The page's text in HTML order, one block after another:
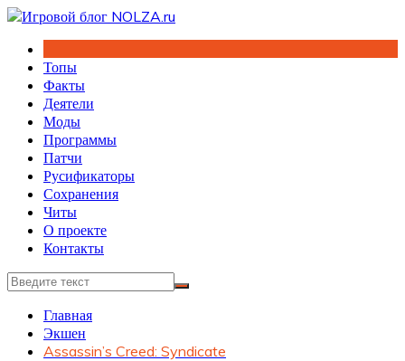
Перейти
содержимому
Топы
Факты
Деятели
Моды
Программы
Патчи
Русификаторы
Сохранения
Читы
О проекте
Контакты
Главная
Экшен
Assassin’s Creed: Syndicate